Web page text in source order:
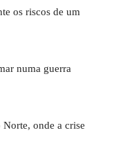
os riscos de um
numa guerra
onde a crise